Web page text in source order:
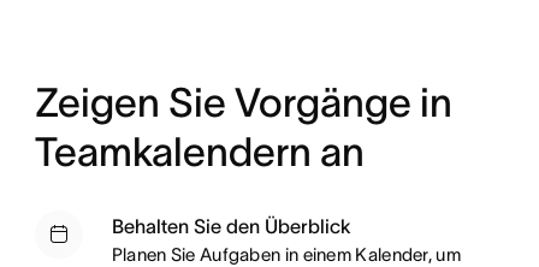
Zeigen Sie Vorgänge in
Teamkalendern an
Behalten Sie den Überblick
Planen Sie Aufgaben in einem Kalender, um